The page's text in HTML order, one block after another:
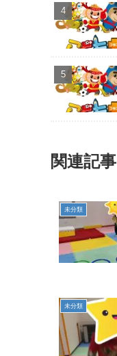
関連記事
未分類
未分類